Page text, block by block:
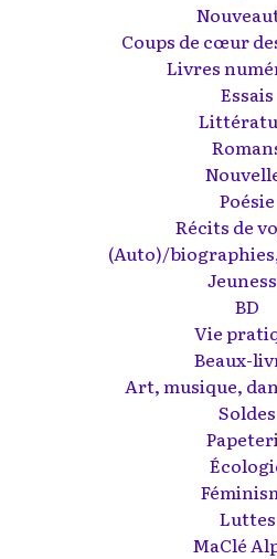
Coups de cœur
Livres
Essais
Poésie
Récits de
(Auto)/
BD
Vie
Beaux-
Art, musique,
Soldes
Luttes
MaClé